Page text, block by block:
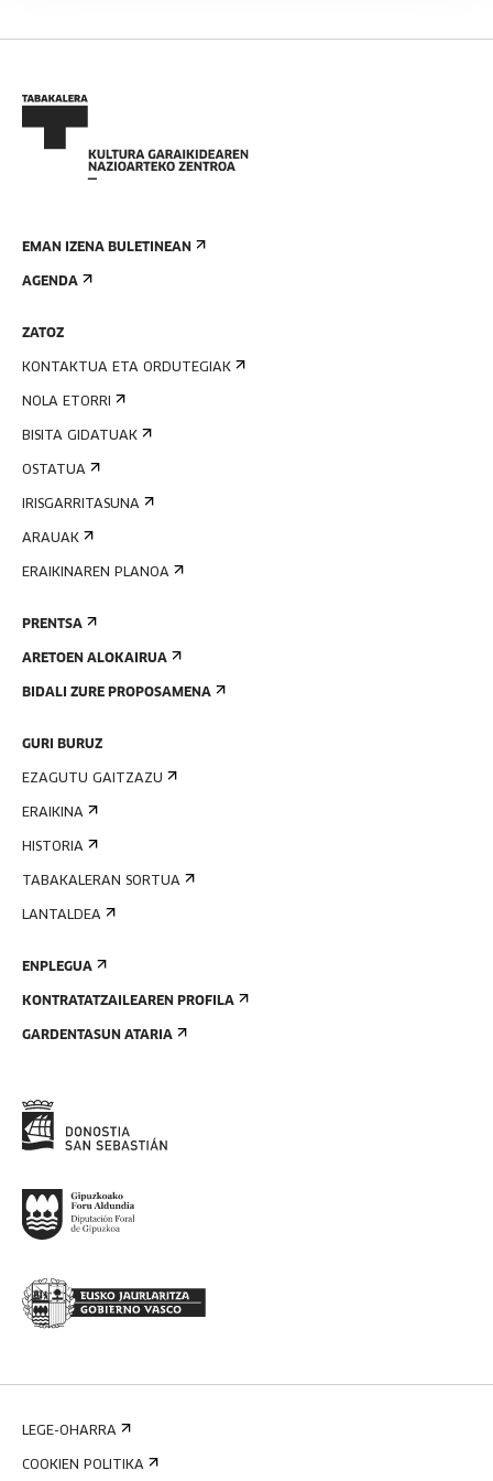
EMAN IZENA BULETINEAN
AGENDA
ZATOZ
KONTAKTUA ETA ORDUTEGIAK
NOLA ETORRI
BISITA GIDATUAK
OSTATUA
IRISGARRITASUNA
ARAUAK
ERAIKINAREN PLANOA
PRENTSA
ARETOEN ALOKAIRUA
BIDALI ZURE PROPOSAMENA
GURI BURUZ
EZAGUTU GAITZAZU
ERAIKINA
HISTORIA
TABAKALERAN SORTUA
LANTALDEA
ENPLEGUA
KONTRATATZAILEAREN PROFILA
GARDENTASUN ATARIA
LEGE-OHARRA
COOKIEN POLITIKA